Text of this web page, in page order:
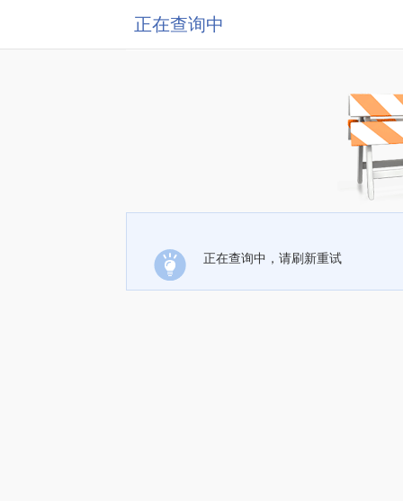
正在查询中
正在查询中，请刷新重试